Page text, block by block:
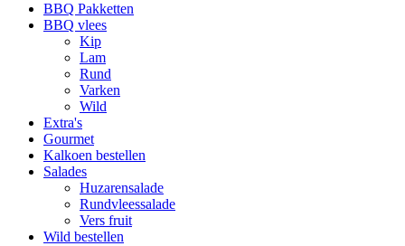
BBQ Pakketten
BBQ vlees
Kip
Lam
Rund
Varken
Wild
Extra's
Gourmet
Kalkoen bestellen
Salades
Huzarensalade
Rundvleessalade
Vers fruit
Wild bestellen